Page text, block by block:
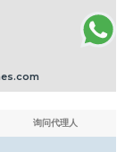
询问代理人